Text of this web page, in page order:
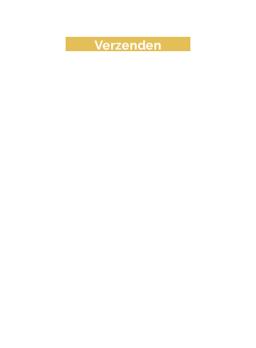
Verzenden